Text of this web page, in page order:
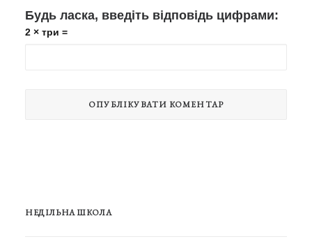
Будь ласка, введіть відповідь цифрами:
2 × три =
НЕДІЛЬНА ШКОЛА